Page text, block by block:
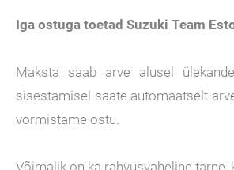
Iga ostuga toetad Suzuki Team
Maksta saab arve alusel
sisestamisel saate automaatselt
vormistame ostu.
Võimalik on ka rahvusvaheline tarne,